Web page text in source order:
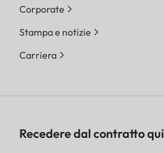
Corporate
Stampa e notizie
Carriera
Recedere dal contratto qui